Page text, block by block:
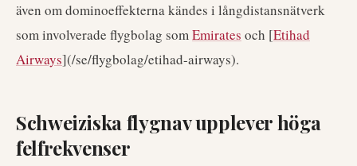
även om dominoeffekterna kändes i långdistansnätverk
som involverade flygbolag somEmirates och [Etihad
Airways](/se/flygbolag/etihad-airways).
Schweiziska flygnav upplever höga
felfrekvenser